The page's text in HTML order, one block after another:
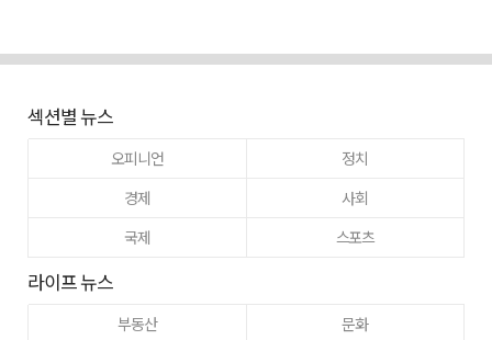
섹션별 뉴스
오피니언
정치
경제
사회
국제
스포츠
라이프 뉴스
부동산 문화